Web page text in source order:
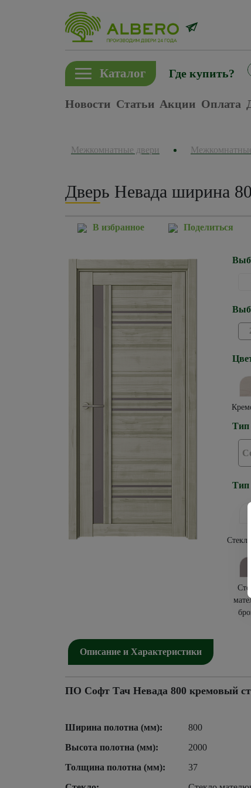
Каталог Где купить?
Новости Статьи Акции Оплата
Межкомнатные двери
Дверь Невада ширина
В избранное Поделиться
Тип
Тип
Стекло
Описание и Характеристики
ПО Софт Тач Невада 800 кремовый
Ширина полотна (мм):
800
Высота полотна (мм):
2000
Толщина полотна (мм):
37